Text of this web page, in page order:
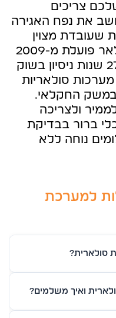
צריכים
את נפח האגירה
שעובדת מצוין
למערכת בינונית. דלקל סולאר פועלת מ-2009
כחלק מקבוצת דלקל, עם 27 שנות ניסיון בשוק
האנרגיה בישראל וכ-1,500 מערכות סולאריות
החקלאי.
ולצריכה
ברור בבדיקת
נוחה ללא
למערכת
סולארית?
ואיך משלמים?